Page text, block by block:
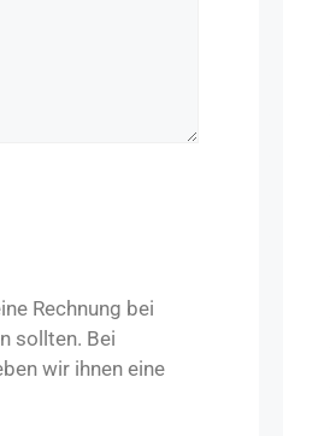
Rechnung bei
sollten. Bei
wir ihnen eine